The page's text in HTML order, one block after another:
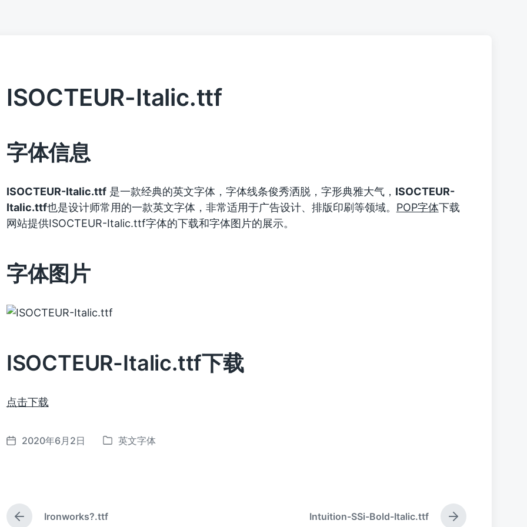
ISOCTEUR-Italic.ttf
字体信息
ISOCTEUR-Italic.ttf是一款经典的英文字体，字体线条俊秀洒脱，字形典雅大气， ISOCTEUR-
Italic.ttf也是设计师常用的一款英文字体，非常适用于广告设计、排版印刷等领域。 POP字体下载
网站提供ISOCTEUR-Italic.ttf字体的下载和字体图片的展示。
字体图片
ISOCTEUR-Italic.ttf下载
点击下载
发
2020年6月2日
发
英文字体
上
Ironworks?.ttf
下
Intuition-SSi-Bold-Italic.ttf